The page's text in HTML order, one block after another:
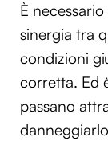
È
sinergia tra
condizioni
corretta. Ed
passano